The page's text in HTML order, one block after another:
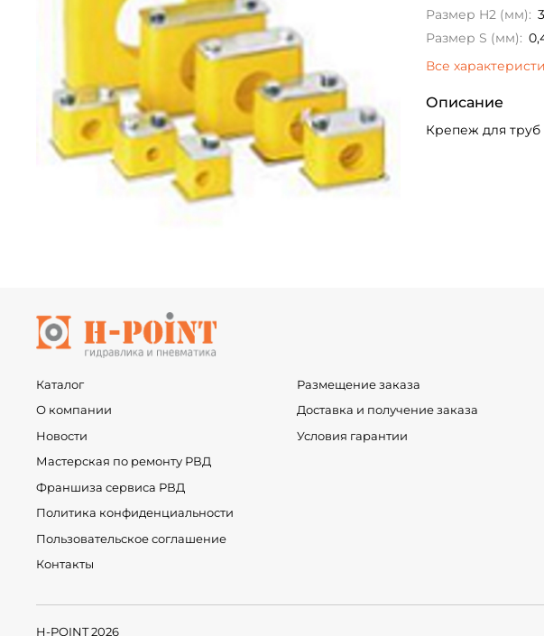
Размер H2 (мм):
Размер S (мм):
Все
Описание
Крепеж для
Каталог
О компании
Новости
Мастерская по ремонту РВД
Франшиза сервиса РВД
Политика конфиденциальности
Пользовательское соглашение
Контакты
Размещение заказа
Доставка и получение заказа
Условия гарантии
H-POINT 2026